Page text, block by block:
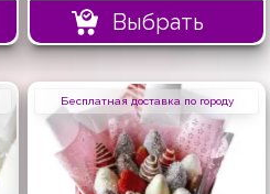
Выбрать
Бесплатная доставка по городу